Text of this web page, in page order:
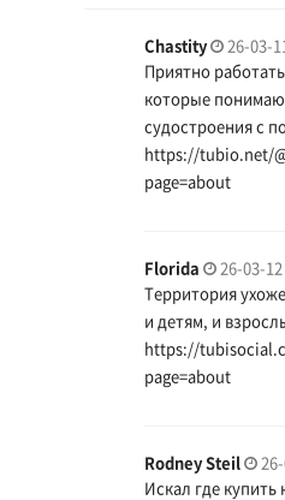
Chastity
26-03-
Приятно
которые
судостроения с
https://tubio.net/
page=about
Florida
26-03-
Территория
и детям, и
https://
page=about
Rodney Steil
Искал где